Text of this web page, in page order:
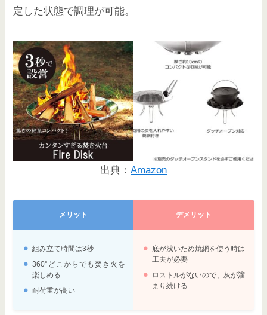
定した状態で調理が可能。
出典： Amazon
メリット デメリット
組み立て時間は3秒
360°どこからでも焚き火を
楽しめる
耐荷重が高い
底が浅いため焼網を使う時は
工夫が必要
ロストルがないので、灰が溜
まり続ける